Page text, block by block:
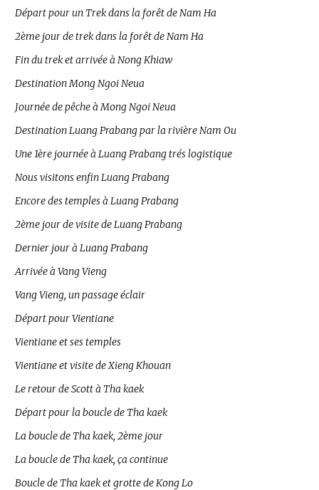
Départ pour un Trek dans la forêt de Nam Ha
2ème jour de trek dans la forêt de Nam Ha
Fin du trek et arrivée à Nong Khiaw
Destination Mong Ngoi Neua
Journée de pêche à Mong Ngoi Neua
Destination Luang Prabang par la rivière Nam Ou
Une 1ère journée à Luang Prabang trés logistique
Nous visitons enfin Luang Prabang
Encore des temples à Luang Prabang
2ème jour de visite de Luang Prabang
Dernier jour à Luang Prabang
Arrivée à Vang Vieng
Vang Vieng, un passage éclair
Départ pour Vientiane
Vientiane et ses temples
Vientiane et visite de Xieng Khouan
Le retour de Scott à Tha kaek
Départ pour la boucle de Tha kaek
La boucle de Tha kaek, 2ème jour
La boucle de Tha kaek, ça continue
Boucle de Tha kaek et grotte de Kong Lo